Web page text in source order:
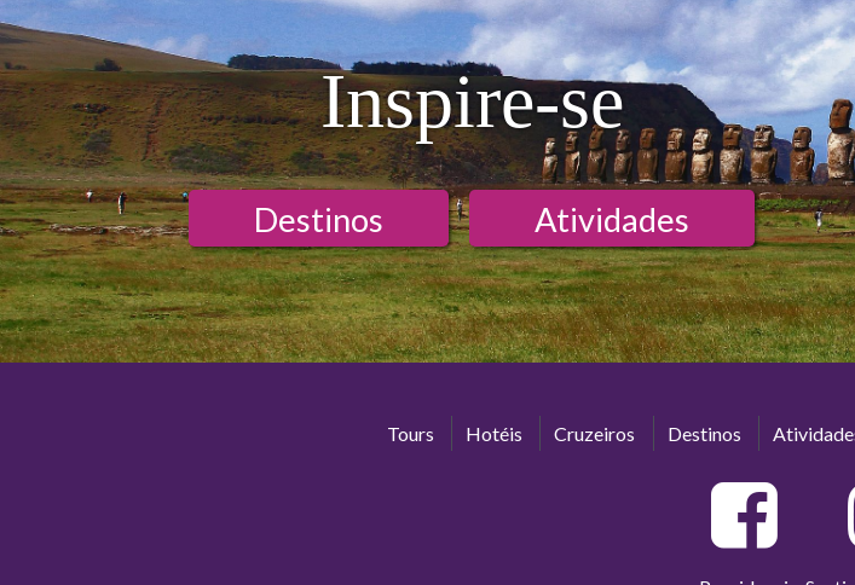
Inspire-se
Destinos Atividades
Tours Hotéis Cruzeiros Destinos